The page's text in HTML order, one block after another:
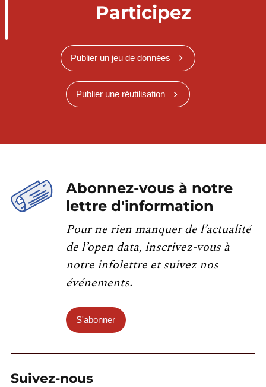
Participez
Publier un jeu de données
Publier une réutilisation
Abonnez-vous à notre
lettre d'information
Pour ne rien manquer de l’actualité
de l’open data, inscrivez-vous à
notre infolettre et suivez nos
événements.
S'abonner
Suivez-nous